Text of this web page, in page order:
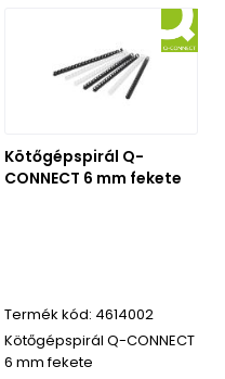
Kötőgépspirál Q-
CONNECT 6 mm fekete
4614002
Kötőgépspirál Q-CONNECT
6 mm fekete